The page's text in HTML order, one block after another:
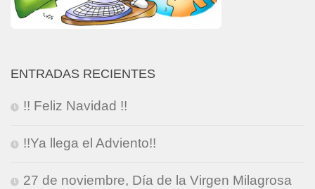
ENTRADAS RECIENTES
!! Feliz Navidad !!
!!Ya llega el Adviento!!
27 de noviembre, Día de la Virgen Milagrosa